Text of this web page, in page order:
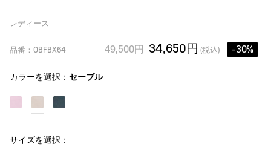
レディース
品番：OBFBX64 49,500円 34,650円 (税込) -30%
カラーを選択： セーブル
サイズを選択：